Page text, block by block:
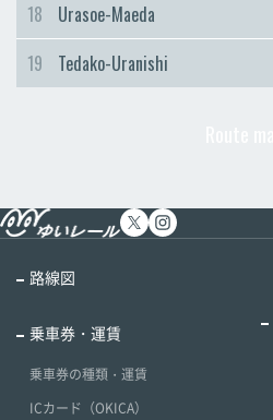
18
Urasoe-Maeda
19
Tedako-Uranishi
路線図
乗車券・運賃
乗車券の種類・運賃
ICカード（OKICA）